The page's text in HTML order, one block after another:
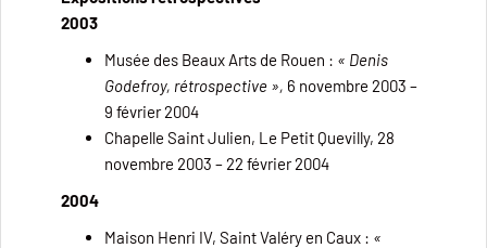
2003
Musée des Beaux Arts de Rouen : « Denis
Godefroy, rétrospective », 6 novembre 2003 –
9 février 2004
Chapelle Saint Julien, Le Petit Quevilly, 28
novembre 2003 – 22 février 2004
2004
Maison Henri IV, Saint Valéry en Caux : «